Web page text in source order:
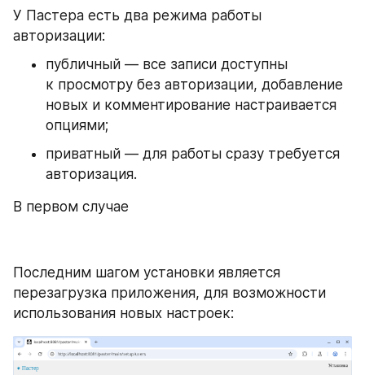
У Пастера есть два режима работы
авторизации:
публичный — все записи доступны
к просмотру без авторизации, добавление
новых и комментирование настраивается
опциями;
приватный — для работы сразу требуется
авторизация.
В первом случае
Последним шагом установки является
перезагрузка приложения, для возможности
использования новых настроек: